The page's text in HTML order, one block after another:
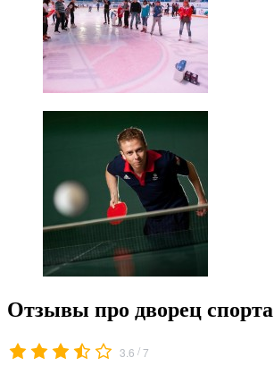
Отзывы про дворец спорта
3.6 /7